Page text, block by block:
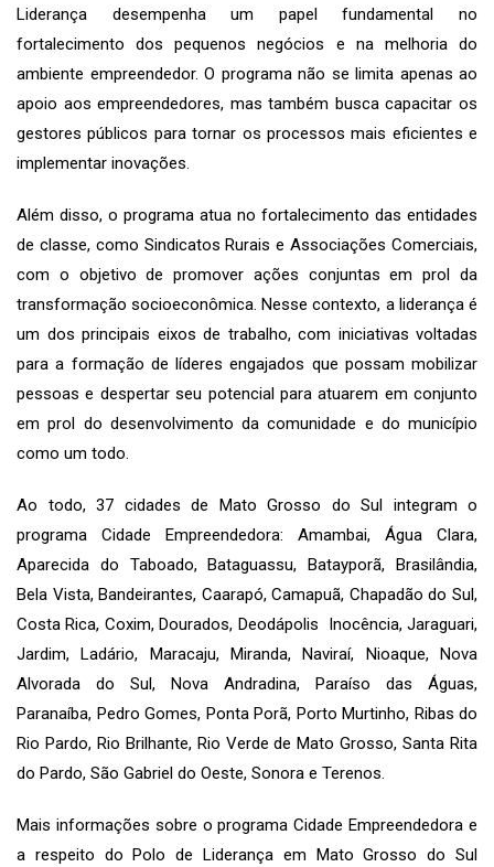
Liderança desempenha um papel fundamental no
fortalecimento dos pequenos negócios e na melhoria do
ambiente empreendedor. O programa não se limita apenas ao
apoio aos empreendedores, mas também busca capacitar os
gestores públicos para tornar os processos mais eficientes e
implementar inovações.
Além disso, o programa atua no fortalecimento das entidades
de classe, como Sindicatos Rurais e Associações Comerciais,
com o objetivo de promover ações conjuntas em prol da
transformação socioeconômica. Nesse contexto, a liderança é
um dos principais eixos de trabalho, com iniciativas voltadas
para a formação de líderes engajados que possam mobilizar
pessoas e despertar seu potencial para atuarem em conjunto
em prol do desenvolvimento da comunidade e do município
como um todo.
Ao todo, 37 cidades de Mato Grosso do Sul integram o
programa Cidade Empreendedora: Amambai, Água Clara,
Aparecida do Taboado, Bataguassu, Batayporã, Brasilândia,
Bela Vista, Bandeirantes, Caarapó, Camapuã, Chapadão do Sul,
Costa Rica, Coxim, Dourados, Deodápolis Inocência, Jaraguari,
Jardim, Ladário, Maracaju, Miranda, Naviraí, Nioaque, Nova
Alvorada do Sul, Nova Andradina, Paraíso das Águas,
Paranaíba, Pedro Gomes, Ponta Porã, Porto Murtinho, Ribas do
Rio Pardo, Rio Brilhante, Rio Verde de Mato Grosso, Santa Rita
do Pardo, São Gabriel do Oeste, Sonora e Terenos.
Mais informações sobre o programa Cidade Empreendedora e
a respeito do Polo de Liderança em Mato Grosso do Sul